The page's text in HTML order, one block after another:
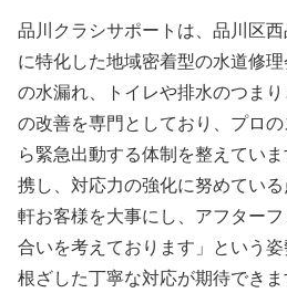
品川クラシサポートは、品川区
に特化した地域密着型の水道修
の水漏れ、トイレや排水のつま
の改善を専門としており、プロ
ら緊急出動する体制を整えてい
携し、対応力の強化に努めてい
軒お客様を大事にし、アフター
合いを考えております」という
根ざした丁寧な対応が期待でき